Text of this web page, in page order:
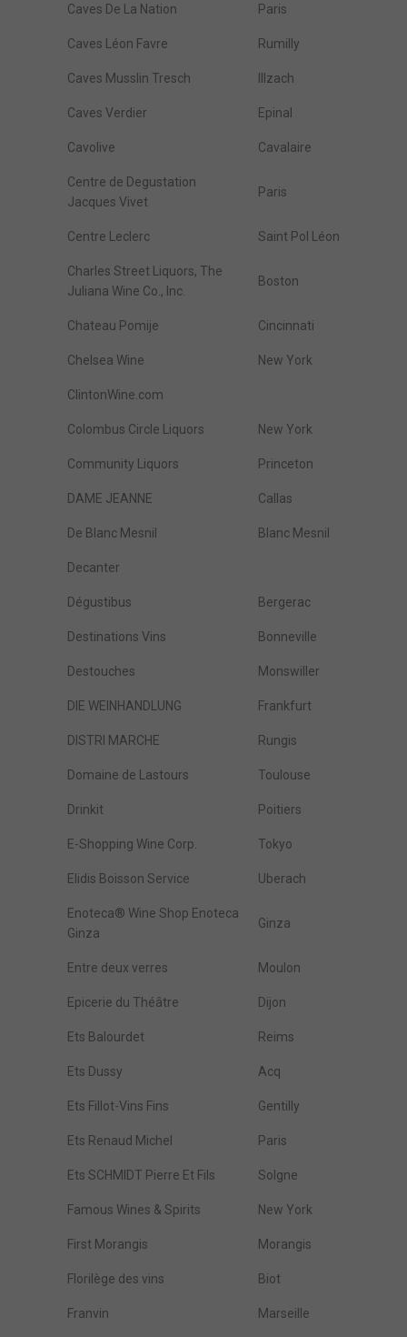
Caves De La Nation Paris
Caves Léon Favre Rumilly
Caves Musslin Tresch Illzach
Caves Verdier Epinal
Cavolive Cavalaire
Centre de Degustation
Jacques Vivet
Paris
Centre Leclerc Saint Pol Léon
Charles Street Liquors, The
Juliana Wine Co., Inc.
Boston
Chateau Pomije Cincinnati
Chelsea Wine New York
ClintonWine.com
Colombus Circle Liquors New York
Community Liquors Princeton
DAME JEANNE Callas
De Blanc Mesnil Blanc Mesnil
Decanter
Dégustibus Bergerac
Destinations Vins Bonneville
Destouches Monswiller
DIE WEINHANDLUNG Frankfurt
DISTRI MARCHE Rungis
Domaine de Lastours Toulouse
Drinkit Poitiers
E-Shopping Wine Corp. Tokyo
Elidis Boisson Service Uberach
Enoteca® Wine Shop Enoteca
Ginza
Ginza
Entre deux verres Moulon
Epicerie du Théâtre Dijon
Ets Balourdet Reims
Ets Dussy Acq
Ets Fillot-Vins Fins Gentilly
Ets Renaud Michel Paris
Ets SCHMIDT Pierre Et Fils Solgne
Famous Wines & Spirits New York
First Morangis Morangis
Florilège des vins Biot
Franvin Marseille